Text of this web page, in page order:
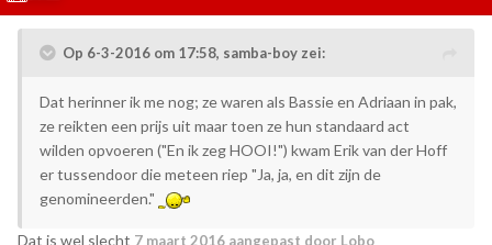
Op 6-3-2016 om 17:58, samba-boy zei:
Dat herinner ik me nog; ze waren als Bassie en Adriaan in pak,
ze reikten een prijs uit maar toen ze hun standaard act
wilden opvoeren ("En ik zeg HOOI!") kwam Erik van der Hoff
er tussendoor die meteen riep "Ja, ja, en dit zijn de
genomineerden."
Dat is wel slecht 7 maart 2016 aangepast door Lobo